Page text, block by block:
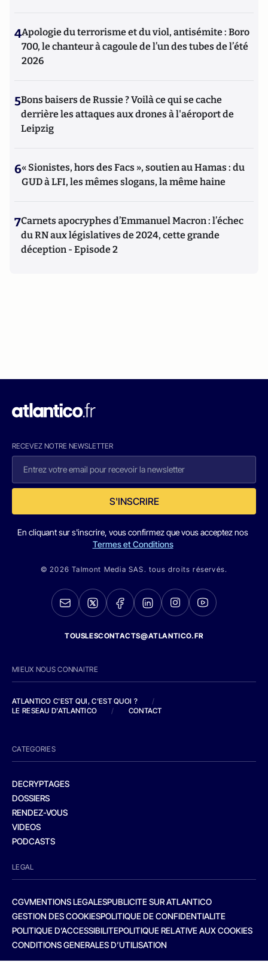
4Apologie du terrorisme et du viol, antisémite : Boro
700, le chanteur à cagoule de l’un des tubes de l’été
2026
5Bons baisers de Russie ? Voilà ce qui se cache
derrière les attaques aux drones à l'aéroport de
Leipzig
6« Sionistes, hors des Facs », soutien au Hamas : du
GUD à LFI, les mêmes slogans, la même haine
7Carnets apocryphes d’Emmanuel Macron : l’échec
du RN aux législatives de 2024, cette grande
déception - Episode 2
RECEVEZ NOTRE NEWSLETTER
S'INSCRIRE
En cliquant sur s'inscrire, vous confirmez que vous acceptez nos
Termes et Conditions
© 2026 Talmont Media SAS. tous droits réservés.
TOUSLESCONTACTS@ATLANTICO.FR
MIEUX NOUS CONNAITRE
ATLANTICO C'EST QUI, C'EST QUOI ?
/
LE RESEAU D'ATLANTICO
/ CONTACT
CATEGORIES
DECRYPTAGES
DOSSIERS
RENDEZ-VOUS
VIDEOS
PODCASTS
LEGAL
CGVMENTIONS LEGALESPUBLICITE SUR ATLANTICO
GESTION DES COOKIESPOLITIQUE DE CONFIDENTIALITE
POLITIQUE D’ACCESSIBILITEPOLITIQUE RELATIVE AUX COOKIES
CONDITIONS GENERALES D’UTILISATION